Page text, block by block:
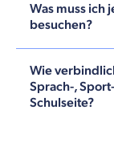
Was muss ich
besuchen?
Wie
Sprach-,
Schulseite?